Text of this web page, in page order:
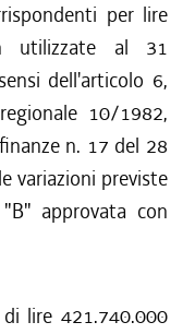
per lire
utilizzate al 31
dell'articolo 6,
10/1982,
n. 17 del 28
variazioni previste
approvata con
lire 421.740.000